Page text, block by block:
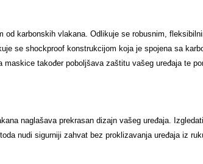
karbonskih vlakana. Odlikuje se robusnim,
se shockproof konstrukcijom koja je spojena sa
također poboljšava zaštitu vašeg uređaja te
naglašava prekrasan dizajn vašeg uređaja.
nudi sigurniji zahvat bez proklizavanja uređaja iz